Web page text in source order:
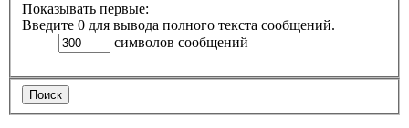
Показывать первые:
Введите 0 для вывода полного текста сообщений.
символов сообщений